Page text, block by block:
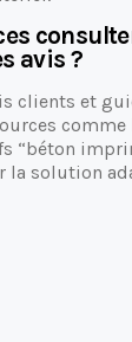
avis ?
clients et
“béton
la solution